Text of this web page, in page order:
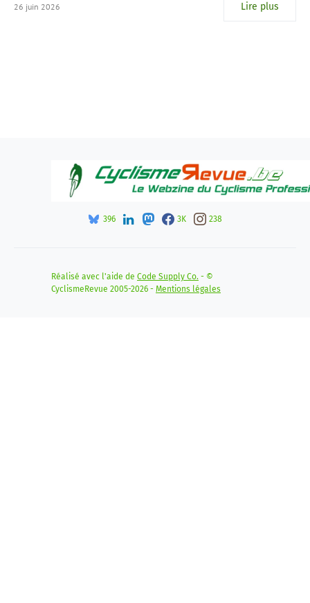
26 juin 2026 Lire plus
396 3K 238
Réalisé avec l'aide de Code Supply Co. - ©
CyclismeRevue 2005-2026 - Mentions légales